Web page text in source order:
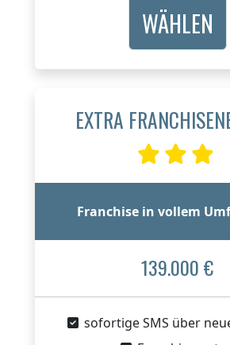
WÄHLEN
EXTRA
Franchise in vollem
139.000 €
sofortige SMS über